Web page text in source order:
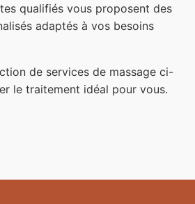
qualifiés vous proposent des
adaptés à vos besoins
de services de massage ci-
le traitement idéal pour vous.